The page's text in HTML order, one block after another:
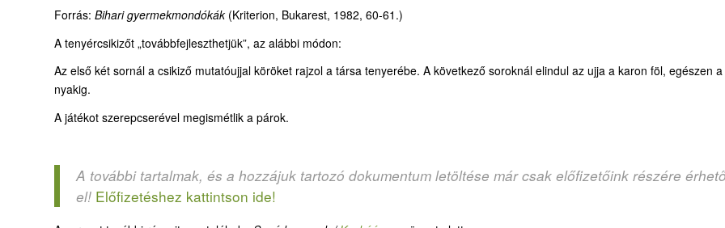
Forrás: Bihari gyermekmondókák(Kriterion, Bukarest, 1982, 60-61.)
A tenyércsikizőt „továbbfejleszthetjük”, az alábbi módon:
Az első két sornál a csikiző mutatóujjal köröket rajzol a társa tenyerébe. A következő soroknál elindul az ujja a karon föl, egészen a
nyakig.
A játékot szerepcserével megismétlik a párok.
A további tartalmak, és a hozzájuk tartozó dokumentum letöltése már csak előfizetőink részére
el! Előfizetéshez kattintson ide!